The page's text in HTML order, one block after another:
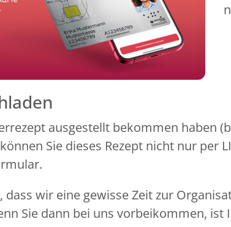
ausgestellt bekommen haben
Sie dieses Rezept nicht nur per
dass wir eine gewisse Zeit zur
Sie dann bei uns vorbeikommen,